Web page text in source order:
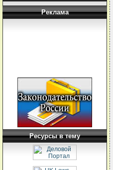
Реклама
Ресурсы в тему